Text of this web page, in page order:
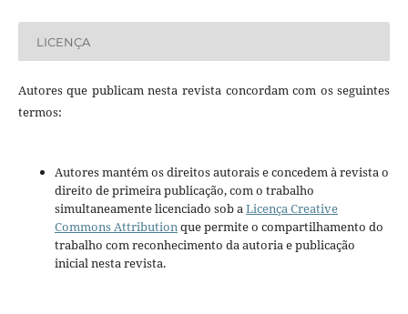
LICENÇA
Autores que publicam nesta revista concordam com os seguintes
termos:
Autores mantém os direitos autorais e concedem à revista o
direito de primeira publicação, com o trabalho
simultaneamente licenciado sob aLicença Creative
Commons Attributionque permite o compartilhamento do
trabalho com reconhecimento da autoria e publicação
inicial nesta revista.